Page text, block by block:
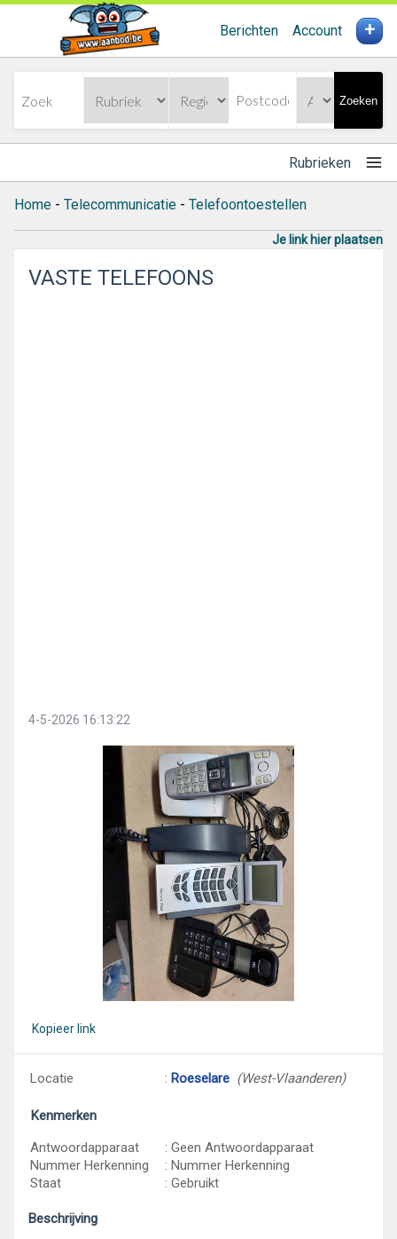
Berichten Account +
Zoeken
Rubrieken
Home - Telecommunicatie - Telefoontoestellen
Je link hier plaatsen
VASTE TELEFOONS
4-5-2026 16:13:22
Kopieer link
Locatie : Roeselare (West-Vlaanderen)
Kenmerken
Antwoordapparaat
: Geen Antwoordapparaat
Nummer Herkenning
: Nummer Herkenning
Staat
: Gebruikt
Beschrijving